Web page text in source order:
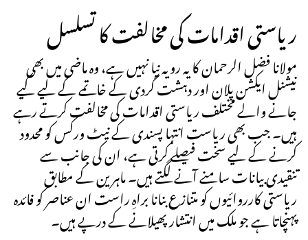
ریاستی اقدامات کی مخالفت کا تسلسل
مولانا فضل الرحمان کا یہ رویہ نیا نہیں ہے، وہ ماضی میں بھی
نیشنل ایکشن پلان اور دہشت گردی کے خاتمے کے لیے کیے
جانے والے مختلف ریاستی اقدامات کی مخالفت کرتے رہے
ہیں۔ جب بھی ریاست انتہا پسندی کے نیٹ ورکس کو محدود
کرنے کے لیے سخت فیصلے کرتی ہے، ان کی جانب سے
تنقیدی بیانات سامنے آنے لگتے ہیں۔ ماہرین کے مطابق
ریاستی کارروائیوں کو متنازع بنانا براہِ راست ان عناصر کو فائدہ
پہنچاتا ہے جو ملک میں انتشار پھیلانے کے درپے ہیں۔